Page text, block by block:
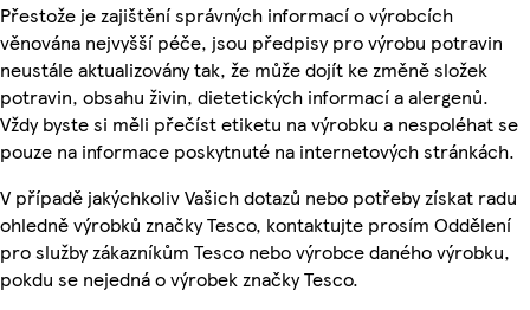
Přestože je zajištění správných informací o výrobcích
věnována nejvyšší péče, jsou předpisy pro výrobu potravin
neustále aktualizovány tak, že může dojít ke změně složek
potravin, obsahu živin, dietetických informací a alergenů.
Vždy byste si měli přečíst etiketu na výrobku a nespoléhat se
pouze na informace poskytnuté na internetových stránkách.
V případě jakýchkoliv Vašich dotazů nebo potřeby získat radu
ohledně výrobků značky Tesco, kontaktujte prosím Oddělení
pro služby zákazníkům Tesco nebo výrobce daného výrobku,
pokdu se nejedná o výrobek značky Tesco.